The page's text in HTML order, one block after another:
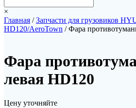
×
Главная /Запчасти для грузовиков
HD120/AeroTown / Фара
Фара
левая HD120
Цену уточняйте